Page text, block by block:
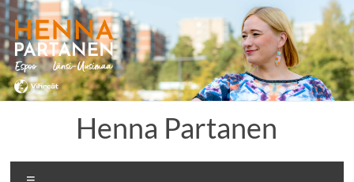
Skip
to
content
Henna Partanen